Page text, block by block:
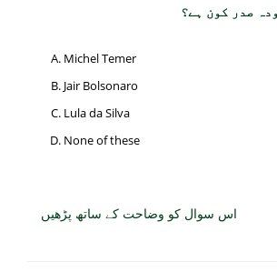
صدر کون ہے؟
Michel Temer
Jair Bolsonaro
Lula da Silva
None of these
اس سوال کو وضاحت کے ساتھ پڑھیں